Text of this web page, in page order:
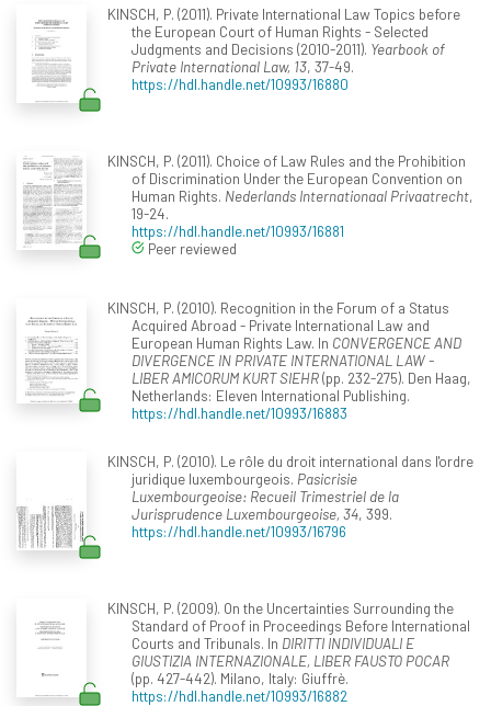
KINSCH, P. (2011). Private International Law Topics before
the European Court of Human Rights - Selected
Judgments and Decisions (2010-2011). Yearbook of
Private International Law, 13, 37-49.
https://hdl.handle.net/10993/16880
KINSCH, P. (2011). Choice of Law Rules and the Prohibition
of Discrimination Under the European Convention on
Human Rights. Nederlands Internationaal Privaatrecht,
19-24.
https://hdl.handle.net/10993/16881
Peer reviewed
KINSCH, P. (2010). Recognition in the Forum of a Status
Acquired Abroad - Private International Law and
European Human Rights Law. In CONVERGENCE AND
DIVERGENCE IN PRIVATE INTERNATIONAL LAW -
LIBER AMICORUM KURT SIEHR(pp. 232-275). Den Haag,
Netherlands: Eleven International Publishing.
https://hdl.handle.net/10993/16883
KINSCH, P. (2010). Le rôle du droit international dans l'ordre
juridique luxembourgeois. Pasicrisie
Luxembourgeoise: Recueil Trimestriel de la
Jurisprudence Luxembourgeoise, 34, 399.
https://hdl.handle.net/10993/16796
KINSCH, P. (2009). On the Uncertainties Surrounding the
Standard of Proof in Proceedings Before International
Courts and Tribunals. In DIRITTI INDIVIDUALI E
GIUSTIZIA INTERNAZIONALE, LIBER FAUSTO POCAR
(pp. 427-442). Milano, Italy: Giuffrè.
https://hdl.handle.net/10993/16882